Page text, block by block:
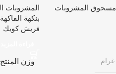
مسحوق المشروبات
المشروبات
بنكهة الفاكهة
فريش كويك
وزن المنتج